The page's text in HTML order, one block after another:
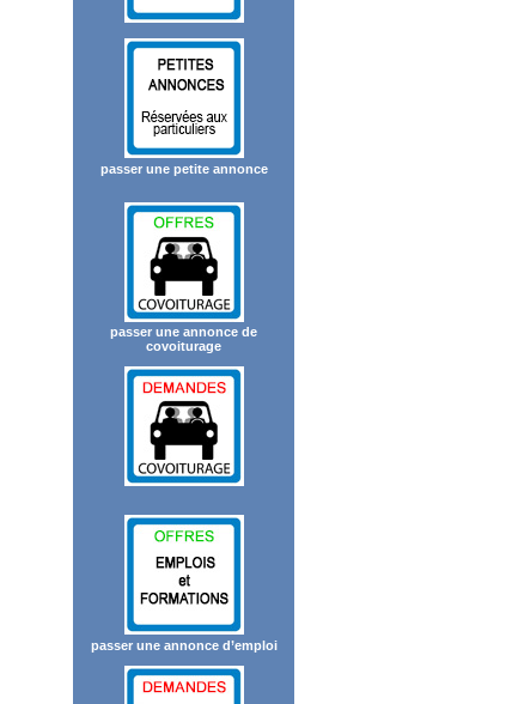
passer une petite annonce
passer une annonce de
covoiturage
passer une annonce d’emploi